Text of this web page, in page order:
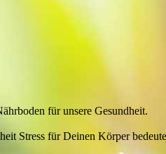
für unsere Gesundheit.
Stress für Deinen Körper